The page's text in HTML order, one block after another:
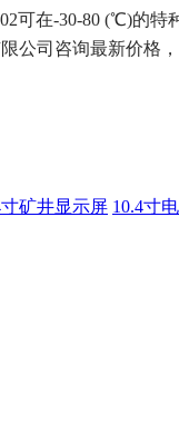
可在-30-80 (℃)的特
公司咨询最新价格，
寸矿井显示屏 10.4寸